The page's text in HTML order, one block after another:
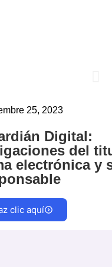
25, 2023
Digital:
del
electrónica y
clic aquí